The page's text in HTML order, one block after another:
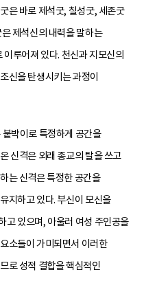
은 바로 제석굿, 칠성굿, 세존굿
제석신의 내력을 말하는
루어져 있다. 천신과 지모신의
신을 탄생시키는 과정이
박이로 특정하게 공간을
신격은 외래 종교의 탈을 쓰고
는 신격은 특정한 공간을
지하고 있다. 부신이 모신을
고 있으며, 아울러 여성 주인공을
소들이 가미되면서 이러한
로 성적 결합을 핵심적인